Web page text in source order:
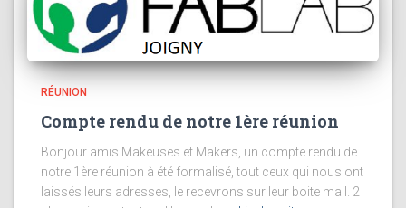
RÉUNION
Compte rendu de notre 1ère réunion
Bonjour amis Makeuses et Makers, un compte rendu de
notre 1ère réunion à été formalisé, tout ceux qui nous ont
laissés leurs adresses, le recevrons sur leur boite mail. 2